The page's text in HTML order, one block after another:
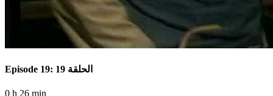
Episode 19: الحلقة 19
0 h 26 min